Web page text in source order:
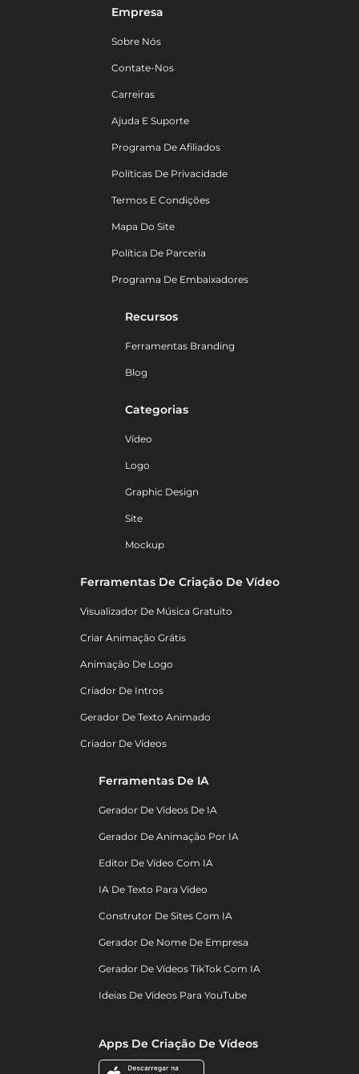
Empresa
Sobre Nós
Contate-Nos
Carreiras
Ajuda E Suporte
Programa De Afiliados
Políticas De Privacidade
Termos E Condições
Mapa Do Site
Política De Parceria
Programa De Embaixadores
Recursos
Ferramentas Branding
Blog
Categorias
Vídeo
Logo
Graphic Design
Site
Mockup
Ferramentas De Criação De Vídeo
Visualizador De Música Gratuito
Criar Animação Grátis
Animação De Logo
Criador De Intros
Gerador De Texto Animado
Criador De Vídeos
Ferramentas De IA
Gerador De Vídeos De IA
Gerador De Animação Por IA
Editor De Vídeo Com IA
IA De Texto Para Vídeo
Construtor De Sites Com IA
Gerador De Nome De Empresa
Gerador De Vídeos TikTok Com IA
Ideias De Vídeos Para YouTube
Apps De Criação De Vídeos